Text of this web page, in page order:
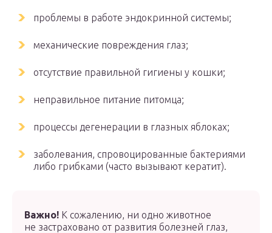
проблемы в работе эндокринной системы;
механические повреждения глаз;
отсутствие правильной гигиены у кошки;
неправильное питание питомца;
процессы дегенерации в глазных яблоках;
заболевания, спровоцированные бактериями
либо грибками (часто вызывают кератит).
Важно! К сожалению, ни одно животное
не застраховано от развития болезней глаз,